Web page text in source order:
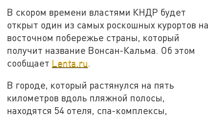
В скором времени властями КНДР будет
открыт один из самых роскошных курортов на
восточном побережье страны, который
получит название Вонсан-Кальма. Об этом
сообщает Lenta.ru.
В городе, который растянулся на пять
километров вдоль пляжной полосы,
находятся 54 отеля, спа-комплексы,